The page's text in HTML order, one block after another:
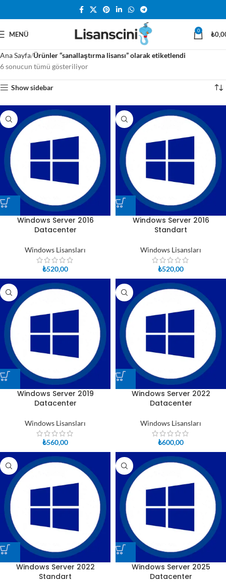
MENÜ 0 ₺
Ana Sayfa Ürünler “sanallaştırma lisansı” olarak etiketlendi
6 sonucun tümü gösteriliyor
Show sidebar
Windows Server 2016
Datacenter
Windows Lisansları
₺520,00
Windows Server 2016
Standart
Windows Lisansları
₺520,00
Windows Server 2019
Datacenter
Windows Lisansları
₺560,00
Windows Server 2022
Datacenter
Windows Lisansları
₺600,00
Windows Server 2022
Standart
Windows Server 2025
Datacenter